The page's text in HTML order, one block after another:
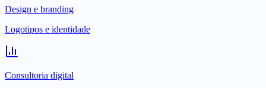
Design e branding
Logotipos e identidade
Consultoria digital